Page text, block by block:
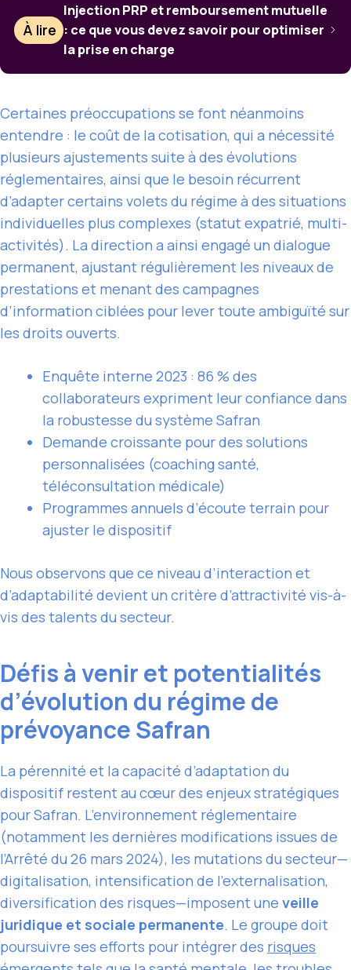
À lire
Injection PRP et remboursement mutuelle
: ce que vous devez savoir pour optimiser
la prise en charge
Certaines préoccupations se font néanmoins
entendre : le coût de la cotisation, qui a nécessité
plusieurs ajustements suite à des évolutions
réglementaires, ainsi que le besoin récurrent
d’adapter certains volets du régime à des situations
individuelles plus complexes (statut expatrié, multi-
activités). La direction a ainsi engagé un dialogue
permanent, ajustant régulièrement les niveaux de
prestations et menant des campagnes
d’information ciblées pour lever toute ambiguïté sur
les droits ouverts.
Enquête interne 2023 : 86 % des
collaborateurs expriment leur confiance dans
la robustesse du système Safran
Demande croissante pour des solutions
personnalisées (coaching santé,
téléconsultation médicale)
Programmes annuels d’écoute terrain pour
ajuster le dispositif
Nous observons que ce niveau d’interaction et
d’adaptabilité devient un critère d’attractivité vis-à-
vis des talents du secteur.
Défis à venir et potentialités
d’évolution du régime de
prévoyance Safran
La pérennité et la capacité d’adaptation du
dispositif restent au cœur des enjeux stratégiques
pour Safran. L’environnement réglementaire
(notamment les dernières modifications issues de
l’Arrêté du 26 mars 2024), les mutations du secteur—
digitalisation, intensification de l’externalisation,
diversification des risques—imposent une veille
juridique et sociale permanente. Le groupe doit
poursuivre ses efforts pour intégrer des risques